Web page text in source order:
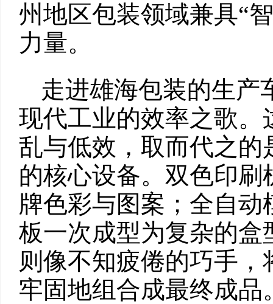
州地区包装领域兼具“
力量。
走进雄海包装的生产
现代工业的效率之歌
乱与低效，取而代之
的核心设备。双色印
牌色彩与图案；全自
板一次成型为复杂的
则像不知疲倦的巧手
牢固地组合成最终成